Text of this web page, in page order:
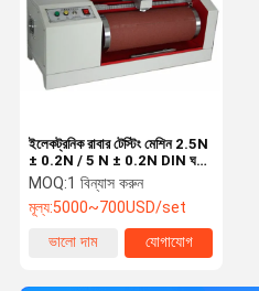
ইলেকট্রনিক রাবার টেস্টিং মেশিন 2.5N
± 0.2N / 5 N ± 0.2N DIN ঘর্ষণ
পরীক্ষক
MOQ:1 বিন্যাস করুন
মূল্য:5000~700USD/set
ভালো দাম
যোগাযোগ